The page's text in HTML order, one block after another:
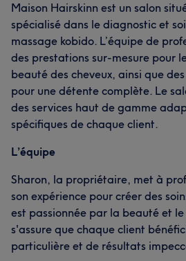
Maison Hairskinn est un salon
spécialisé dans le diagnostic et
massage kobido. L’équipe de
des prestations sur-mesure pour
beauté des cheveux, ainsi que
pour une détente complète. Le
des services haut de gamme
spécifiques de chaque client.
L’équipe
Sharon, la propriétaire, met à
son expérience pour créer des
est passionnée par la beauté et
s'assure que chaque client
particulière et de résultats